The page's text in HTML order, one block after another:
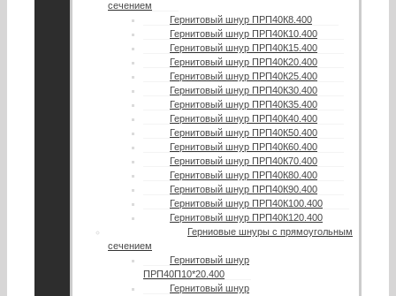
сечением
Гернитовый шнур ПРП40К8.400
Гернитовый шнур ПРП40К10.400
Гернитовый шнур ПРП40К15.400
Гернитовый шнур ПРП40К20.400
Гернитовый шнур ПРП40К25.400
Гернитовый шнур ПРП40К30.400
Гернитовый шнур ПРП40К35.400
Гернитовый шнур ПРП40К40.400
Гернитовый шнур ПРП40К50.400
Гернитовый шнур ПРП40К60.400
Гернитовый шнур ПРП40К70.400
Гернитовый шнур ПРП40К80.400
Гернитовый шнур ПРП40К90.400
Гернитовый шнур ПРП40К100.400
Гернитовый шнур ПРП40К120.400
Герниовые шнуры с прямоугольным
сечением
Гернитовый шнур
ПРП40П10*20.400
Гернитовый шнур